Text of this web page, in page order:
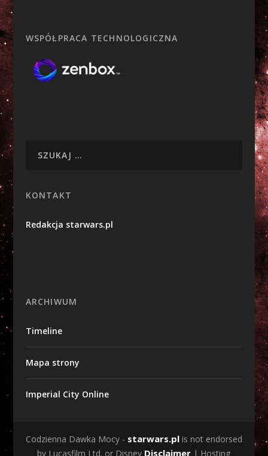
WSPÓŁPRACA TECHNOLOGICZNA
KONTAKT
Redakcja starwars.pl
ARCHIWUM
Timeline
Mapa strony
Imperial City Online
Codzienna Dawka Mocy - starwars.plis not endorsed
by Lucasfilm Ltd. or Disney Disclaimer | Hosting